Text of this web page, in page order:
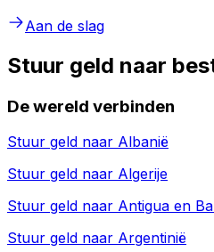
Aan de slag
Stuur geld naar
De wereld verbinden
Stuur geld naar Albanië
Stuur geld naar Algerije
Stuur geld naar Antigua en
Stuur geld naar Argentinië